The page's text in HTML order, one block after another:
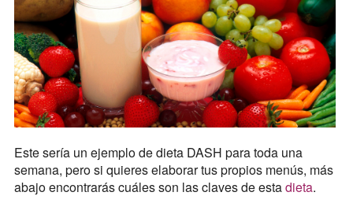
Este sería un ejemplo de dieta DASH para toda una
semana, pero si quieres elaborar tus propios menús, más
abajo encontrarás cuáles son las claves de estadieta.